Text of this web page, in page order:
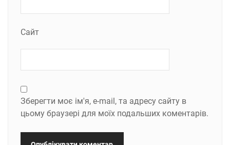
Сайт
Зберегти моє ім'я, e-mail, та адресу сайту в
цьому браузері для моїх подальших коментарів.